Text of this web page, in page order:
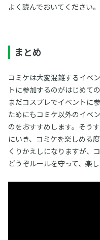
よく読んでおいてください。
まとめ
コミケは大変混雑するイベ
トに参加するのがはじめて
まだコスプレでイベントに
ためにもコミケ以外のイベ
のをおすすめします。そう
にいき、コミケを楽しめる
くりかえしになりますが、
どうぞルールを守って、楽